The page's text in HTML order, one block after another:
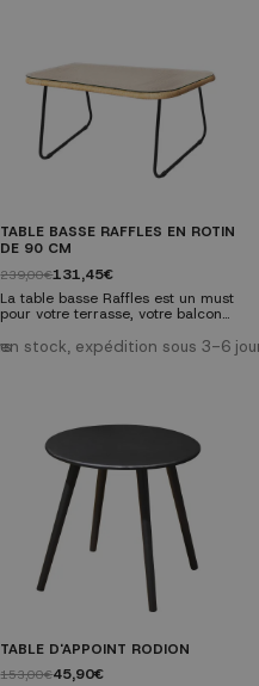
TABLE BASSE RAFFLES EN ROTIN
DE 90 CM
239,00€131,45€
La table basse Raffles est un must
pour votre terrasse, votre balcon
seulement pratique, il décore aussi
de manière fonctionnelle, donnant
en stock, expédition sous 3-6
TABLE D'APPOINT RODION
153,00€45,90€